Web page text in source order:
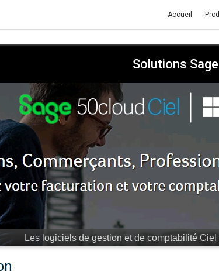
Accueil
Solutions
par "hors-la-loi", cela va vous coûter très cher.